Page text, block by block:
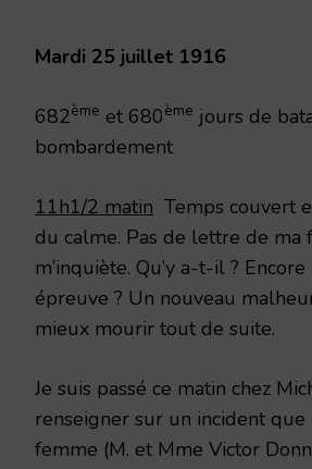
Mardi 25 juillet 1916
682ème et 680ème jours de
bombardement
11h1/2 matin Temps couvert
du calme. Pas de lettre de ma
m’inquiète. Qu’y a-t-il ?
épreuve ? Un nouveau
mieux mourir tout de suite.
Je suis passé ce matin chez
renseigner sur un incident
femme (M. et Mme Victor